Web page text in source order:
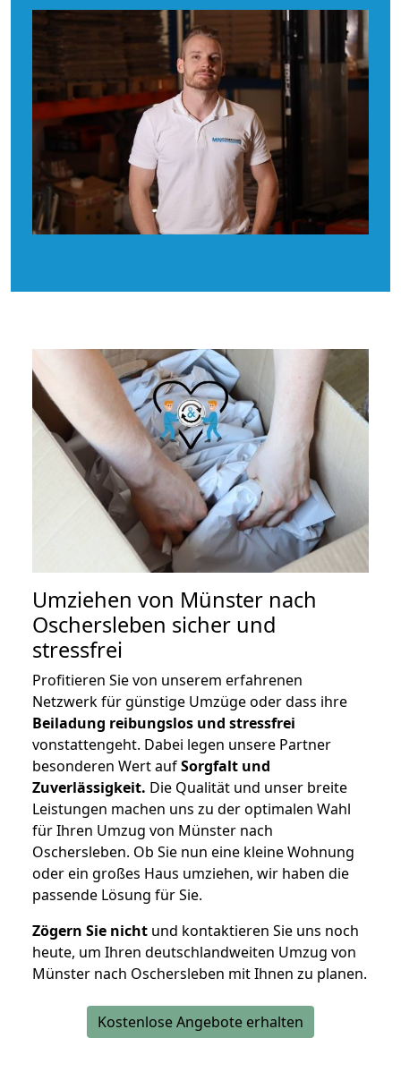
Umziehen von Münster nach
Oschersleben sicher und
stressfrei
Profitieren Sie von unserem erfahrenen
Netzwerk für günstige Umzüge oder dass ihre
Beiladung reibungslos und stressfrei
vonstattengeht. Dabei legen unsere Partner
besonderen Wert aufSorgfalt und
Zuverlässigkeit. Die Qualität und unser breite
Leistungen machen uns zu der optimalen Wahl
für Ihren Umzug von Münster nach
Oschersleben. Ob Sie nun eine kleine Wohnung
oder ein großes Haus umziehen, wir haben die
passende Lösung für Sie.
Zögern Sie nicht und kontaktieren Sie uns noch
heute, um Ihren deutschlandweiten Umzug von
Münster nach Oschersleben mit Ihnen zu planen.
Kostenlose Angebote erhalten